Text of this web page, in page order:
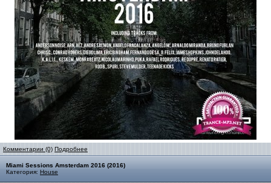
Комментарии (0) Подробнее
Miami Sessions Amsterdam 2016 (2016)
Категория: House